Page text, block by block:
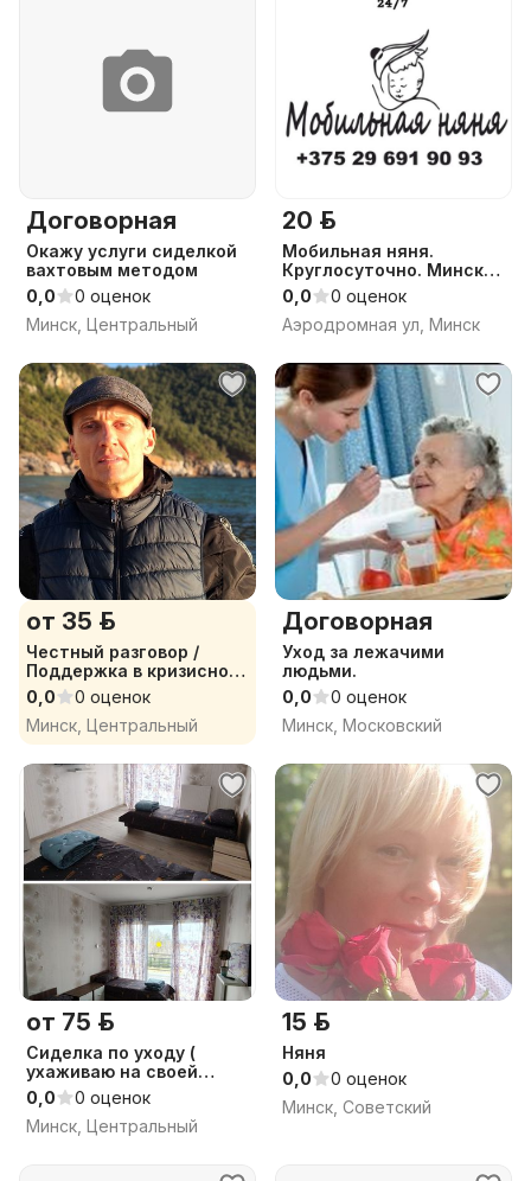
Договорная
Окажу услуги сиделкой
вахтовым методом
0,0
0 оценок
Минск, Центральный
20 р.
Мобильная няня.
Круглосуточно. Минское
море.
0,0
0 оценок
Аэродромная ул, Минск
от 35 р.
Честный разговор /
Поддержка в кризисной
ситуации
0,0
0 оценок
Минск, Центральный
Договорная
Уход за лежачими
людьми.
0,0
0 оценок
Минск, Московский
от 75 р.
Сиделка по уходу (
ухаживаю на своей
территории )
0,0
0 оценок
Минск, Центральный
15 р.
Няня
0,0
0 оценок
Минск, Советский